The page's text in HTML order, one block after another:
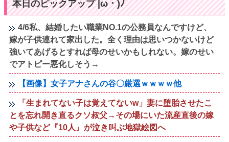
本日のピックアップ |ω・)ﾉ
4/6私、結婚したい職業NO.1の公務員なんですけど、
嫁が子供連れて家出した。全く理由は思いつかないけど
強いてあげるとすれば母のせいかもしれない。嫁のせい
でアトピー悪化しそう→
【画像】女子アナさんの谷〇厳選ｗｗｗｗ他
「生まれてない子は覚えてないw」妻に堕胎させたこ
とを忘れ開き直るクソ叔父→その場にいた流産直後の嫁
や子供など『10人』が泣き叫ぶ地獄絵図へ